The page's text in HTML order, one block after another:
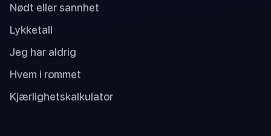
Nødt eller sannhet
Lykketall
Jeg har aldrig
Hvem i rommet
Kjærlighetskalkulator